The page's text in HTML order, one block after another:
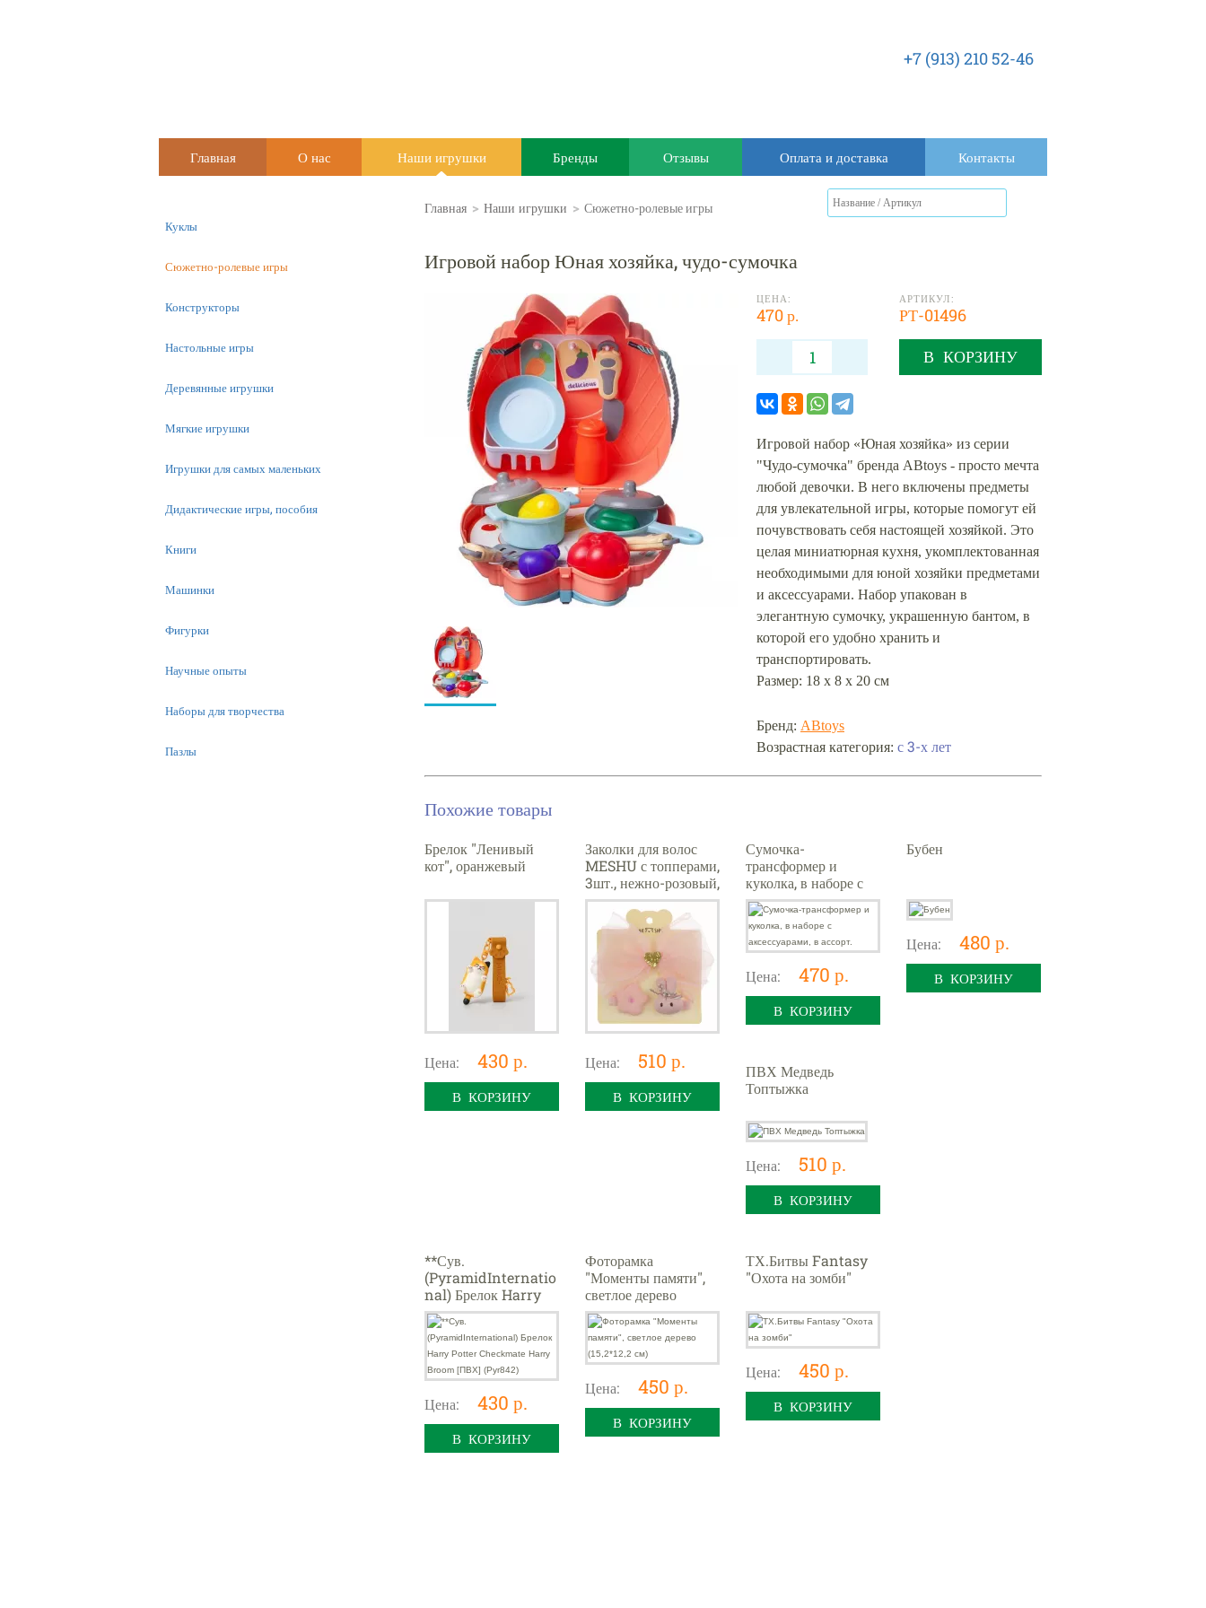
+7 (913) 210 52-46
Главная О нас Наши игрушки Бренды Отзывы Оплата и доставка Контакты
Главная > Наши игрушки > Сюжетно-ролевые игры
Игровой набор Юная хозяйка, чудо-сумочка
ЦЕНА:
470 р.
АРТИКУЛ:
РТ-01496
В КОРЗИНУ
Игровой набор «Юная хозяйка» из серии
"Чудо-сумочка" бренда ABtoys - просто мечта
любой девочки. В него включены предметы
для увлекательной игры, которые помогут ей
почувствовать себя настоящей хозяйкой. Это
целая миниатюрная кухня, укомплектованная
необходимыми для юной хозяйки предметами
и аксессуарами. Набор упакован в
элегантную сумочку, украшенную бантом, в
которой его удобно хранить и
транспортировать.
Размер: 18 х 8 х 20 см
Бренд: ABtoys
Возрастная категория: с 3-х лет
Похожие товары
Брелок "Ленивый
кот", оранжевый
Цена: 430 р.
В КОРЗИНУ
Заколки для волос
MESHU с топперами,
3шт., нежно-розовый,
европодвес
Цена: 510 р.
В КОРЗИНУ
Сумочка-
трансформер и
куколка, в наборе с
аксессуарами, в
ассорт.
Цена: 470 р.
В КОРЗИНУ
Бубен
Цена: 480 р.
В КОРЗИНУ
ПВХ Медведь
Топтыжка
Цена: 510 р.
В КОРЗИНУ
**Сув.
(PyramidInternatio
nal) Брелок Harry
Potter Checkmate
Harry Broom [ПВХ]
(Pyr842)
Цена: 430 р.
В КОРЗИНУ
Фоторамка
"Моменты памяти",
светлое дерево
(15,2*12,2 см)
Цена: 450 р.
В КОРЗИНУ
ТХ.Битвы Fantasy
"Охота на зомби"
Цена: 450 р.
В КОРЗИНУ
Куклы
Сюжетно-ролевые игры
Конструкторы
Настольные игры
Деревянные игрушки
Мягкие игрушки
Игрушки для самых маленьких
Дидактические игры, пособия
Книги
Машинки
Фигурки
Научные опыты
Наборы для творчества
Пазлы